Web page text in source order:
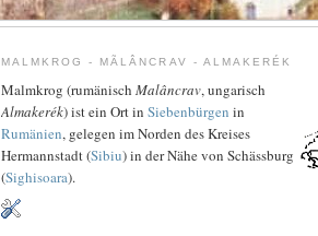
MALMKROG - MÃLÂNCRAV - ALMAKERÉK
Malmkrog (rumänisch Malâncrav, ungarisch
Almakerék) ist ein Ort in Siebenbürgen in
Rumänien, gelegen im Norden des Kreises
Hermannstadt (Sibiu) in der Nähe von Schässburg
(Sighisoara).